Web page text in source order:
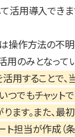
活用導入できま
操作方法の不
用のみとなって
活用することで
つでもチャット
ます。また、最
ト担当が作成（